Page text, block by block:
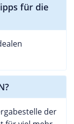
für die
der